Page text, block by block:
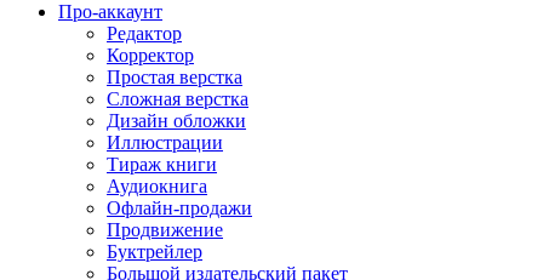
Про-аккаунт
Редактор
Корректор
Простая верстка
Сложная верстка
Дизайн обложки
Иллюстрации
Тираж книги
Аудиокнига
Офлайн-продажи
Продвижение
Буктрейлер
Большой издательский пакет